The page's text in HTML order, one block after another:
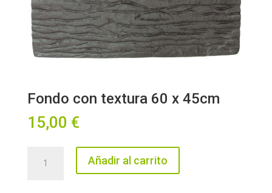
Fondo con textura 60 x 45cm
15,00 €
Añadir al carrito